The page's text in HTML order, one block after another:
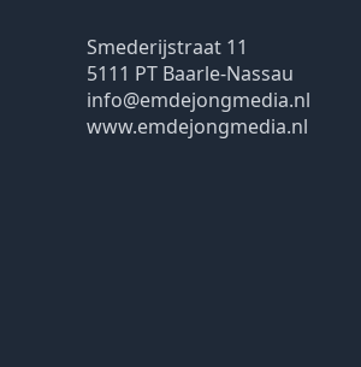
Smederijstraat 11
5111 PT Baarle-Nassau
info@emdejongmedia.nl
www.emdejongmedia.nl